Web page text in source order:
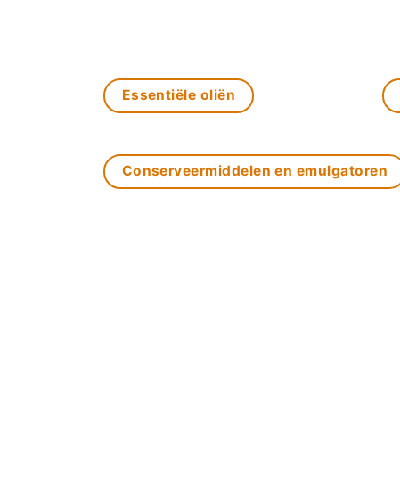
Essentiële oliën
Conserveermiddelen en emulgatoren